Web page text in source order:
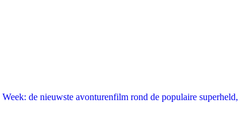
de nieuwste avonturenfilm rond de populaire superheld,